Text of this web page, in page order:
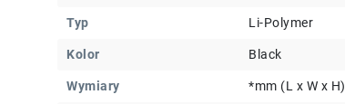
Typ Li-Polymer
Kolor Black
Wymiary *mm (L x W x H)